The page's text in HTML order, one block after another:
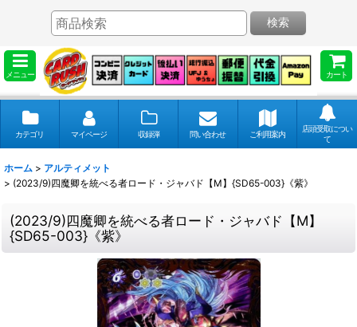
メニュー カート
検索
カテゴリ マイページ 収録弾 問い合わせ ご利用案内
店頭受取につい
て
ホーム > アルティメット
> (2023/9)四魔卿を統べる者ロード・ジャバド【M】{SD65-003}《紫》
(2023/9)四魔卿を統べる者ロード・ジャバド【M】
{SD65-003}《紫》